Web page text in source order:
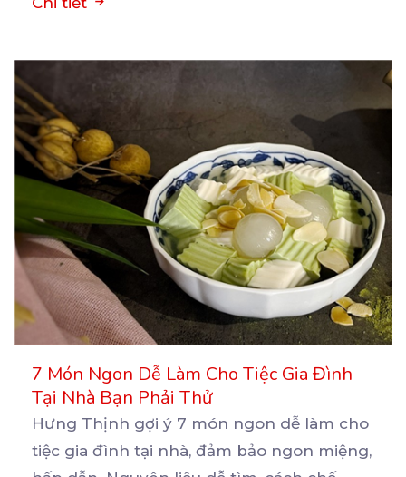
7 Món Ngon Dễ Làm Cho Tiệc Gia Đình
Tại Nhà Bạn Phải Thử
Hưng Thịnh gợi ý 7 món ngon dễ làm cho
tiệc gia đình tại nhà, đảm bảo ngon miệng,